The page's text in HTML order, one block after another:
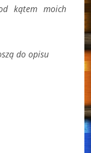
kątem moich
do opisu